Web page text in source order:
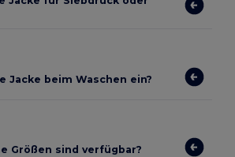
Jacke beim Waschen ein?
Größen sind verfügbar?